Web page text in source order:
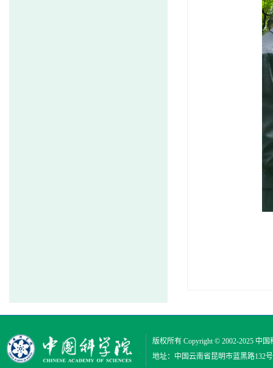
版权所有 Copyright © 2002-2025 中国
地址：中国云南省昆明市蓝黑路